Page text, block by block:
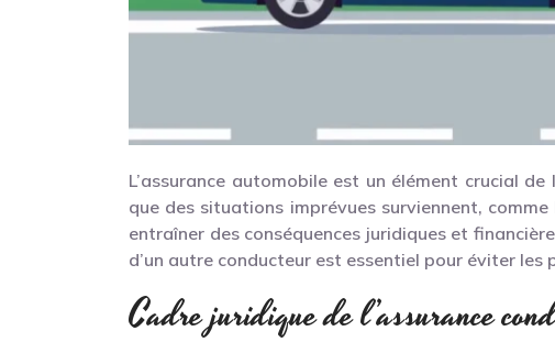
L’assurance automobile est un élément crucial
que des situations imprévues surviennent,
entraîner des conséquences juridiques et
d’un autre conducteur est essentiel pour éviter
Cadre juridique de l’assurance